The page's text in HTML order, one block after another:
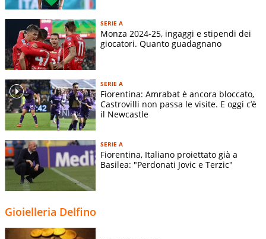
SERIE A
Monza 2024-25, ingaggi e stipendi dei
giocatori. Quanto guadagnano
SERIE A
Fiorentina: Amrabat è ancora bloccato,
Castrovilli non passa le visite. E oggi c’è
il Newcastle
SERIE A
Fiorentina, Italiano proiettato già a
Basilea: "Perdonati Jovic e Terzic"
Gioielleria Delfino